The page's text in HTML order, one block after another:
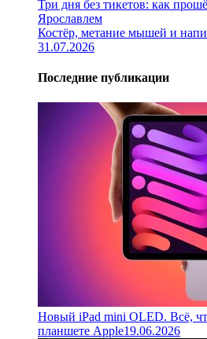
Три дня без тикетов: как
Ярославлем
Костёр, метание мышей и
31.07.2026
Последние публикации
Новый iPad mini OLED. Всё,
планшете Apple19.06.2026